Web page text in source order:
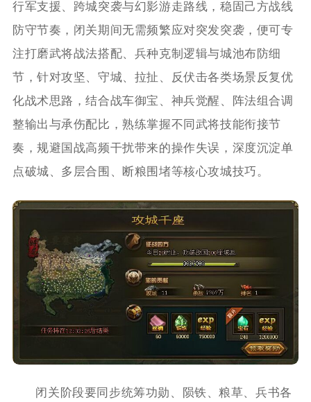
行军支援、跨城突袭与幻影游走路线，稳固己方战线
防守节奏，闭关期间无需频繁应对突发突袭，便可专
注打磨武将战法搭配、兵种克制逻辑与城池布防细
节，针对攻坚、守城、拉扯、反伏击各类场景反复优
化战术思路，结合战车御宝、神兵觉醒、阵法组合调
整输出与承伤配比，熟练掌握不同武将技能衔接节
奏，规避国战高频干扰带来的操作失误，深度沉淀单
点破城、多层合围、断粮围堵等核心攻城技巧。
闭关阶段要同步统筹功勋、陨铁、粮草、兵书各